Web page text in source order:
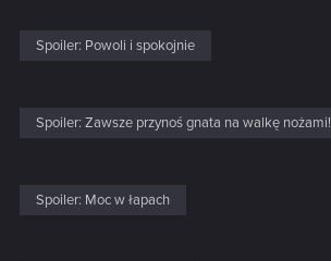
Spoiler: Powoli i spokojnie
Spoiler: Zawsze przynoś gnata na walkę nożami!
Spoiler: Moc w łapach